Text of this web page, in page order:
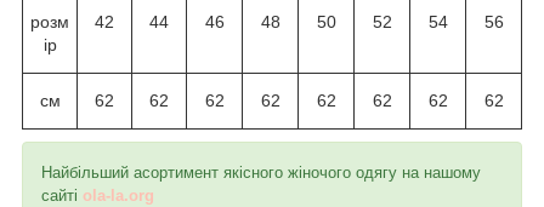
розм
ір
42 44 46 48 50 52 54 56
см 62 62 62 62 62 62 62 62
Найбільший асортимент якісного жіночого одягу на нашому
сайті ola-la.org